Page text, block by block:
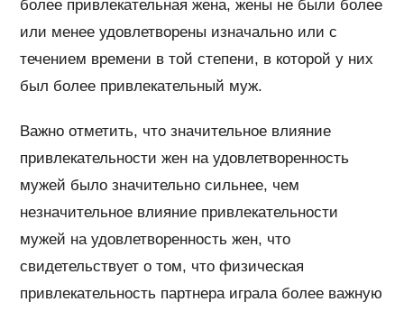
более привлекательная жена, жены не были более
или менее удовлетворены изначально или с
течением времени в той степени, в которой у них
был более привлекательный муж.
Важно отметить, что значительное влияние
привлекательности жен на удовлетворенность
мужей было значительно сильнее, чем
незначительное влияние привлекательности
мужей на удовлетворенность жен, что
свидетельствует о том, что физическая
привлекательность партнера играла более важную